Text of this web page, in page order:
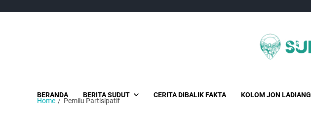
BERANDA BERITA SUDUT CERITA DIBALIK FAKTA KOLOM JON LADIANG
Home Pemilu Partisipatif